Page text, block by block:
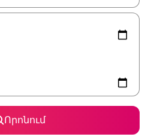
Որոնում